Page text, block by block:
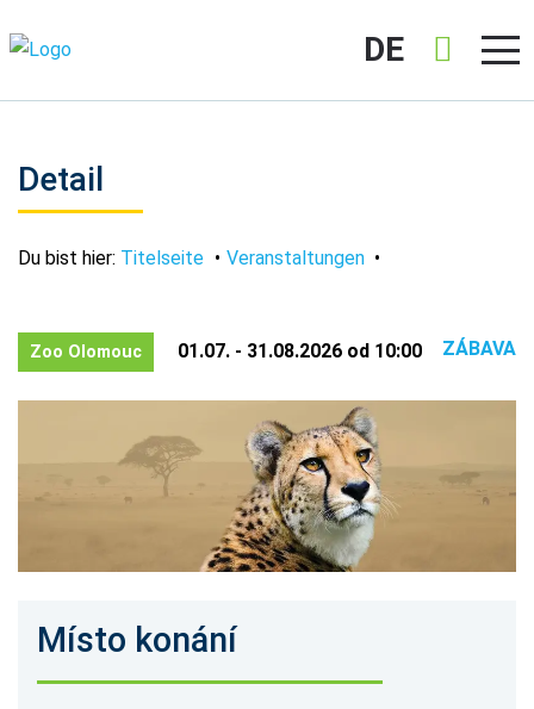
DE
Detail
Du bist hier: Titelseite Veranstaltungen
Zoo Olomouc 01.07. - 31.08.2026 od 10:00 ZÁBAVA
Místo konání